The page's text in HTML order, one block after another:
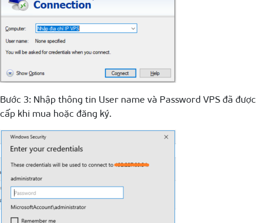
Bước 3: Nhập thông tin User name và Password VPS đã được
cấp khi mua hoặc đăng ký.